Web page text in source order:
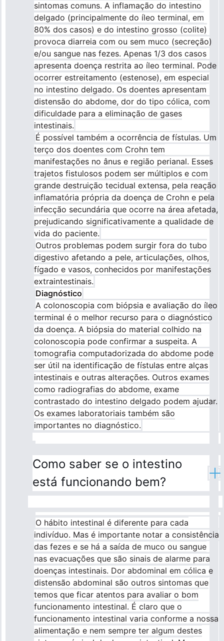
sintomas comuns. A inflamação do intestino
delgado (principalmente do íleo terminal, em
80% dos casos) e do intestino grosso (colite)
provoca diarreia com ou sem muco (secreção)
e/ou sangue nas fezes. Apenas 1/3 dos casos
apresenta doença restrita ao íleo terminal. Pode
ocorrer estreitamento (estenose), em especial
no intestino delgado. Os doentes apresentam
distensão do abdome, dor do tipo cólica, com
dificuldade para a eliminação de gases
intestinais.
É possível também a ocorrência de fístulas. Um
terço dos doentes com Crohn tem
manifestações no ânus e região perianal. Esses
trajetos fistulosos podem ser múltiplos e com
grande destruição tecidual extensa, pela reação
inflamatória própria da doença de Crohn e pela
infecção secundária que ocorre na área afetada,
prejudicando significativamente a qualidade de
vida do paciente.
Outros problemas podem surgir fora do tubo
digestivo afetando a pele, articulações, olhos,
fígado e vasos, conhecidos por manifestações
extraintestinais.
Diagnóstico
A colonoscopia com biópsia e avaliação do íleo
terminal é o melhor recurso para o diagnóstico
da doença. A biópsia do material colhido na
colonoscopia pode confirmar a suspeita. A
tomografia computadorizada do abdome pode
ser útil na identificação de fístulas entre alças
intestinais e outras alterações. Outros exames
como radiografias do abdome, exame
contrastado do intestino delgado podem ajudar.
Os exames laboratoriais também são
importantes no diagnóstico.
Como saber se o intestino
está funcionando bem?
O hábito intestinal é diferente para cada
indivíduo. Mas é importante notar a consistência
das fezes e se há a saída de muco ou sangue
nas evacuações que são sinais de alarme para
doenças intestinais. Dor abdominal em cólica e
distensão abdominal são outros sintomas que
temos que ficar atentos para avaliar o bom
funcionamento intestinal. É claro que o
funcionamento intestinal varia conforme a nossa
alimentação e nem sempre ter algum destes